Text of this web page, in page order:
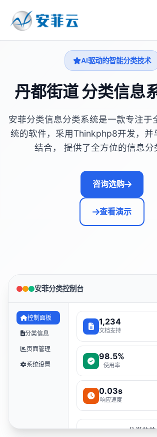
AI驱动的智能分类技术
丹都街道 分类信息
安菲分类信息分类系统是一款专注于
统的软件，采用Thinkphp8开发，并
结合， 提供了全方位的信息分
咨询选购
查看演示
安菲分类控制台
控制面板
分类信息
页面管理
系统设置
1,234
文档支持
98.5%
使用率
0.03s
响应速度
分类趋势